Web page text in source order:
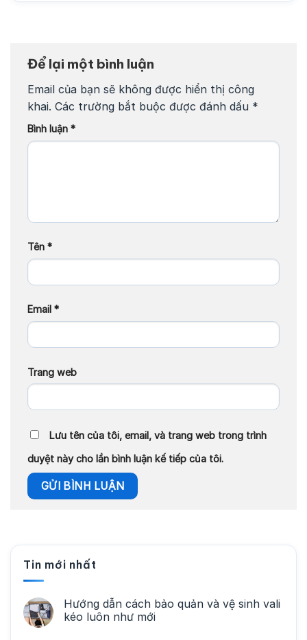
Để lại một bình luận
Email của bạn sẽ không được hiển thị công
khai. Các trường bắt buộc được đánh dấu *
Bình luận *
Tên *
Email *
Trang web
Lưu tên của tôi, email, và trang web trong trình
duyệt này cho lần bình luận kế tiếp của tôi.
Tin mới nhất
Hướng dẫn cách bảo quản và vệ sinh vali
kéo luôn như mới